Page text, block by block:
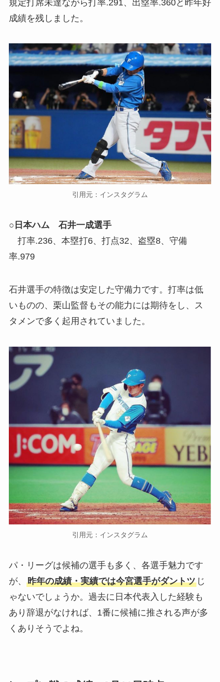
規定打席未達ながら打率.291、出塁率.360と昨年好
成績を残しました。
引用元：インスタグラム
○日本ハム 石井一成選手
打率.236、本塁打6、打点32、盗塁8、守備
率.979
石井選手の特徴は安定した守備力です。打率は低
いものの、栗山監督もその能力には期待をし、ス
タメンで多く起用されていました。
引用元：インスタグラム
パ・リーグは候補の選手も多く、各選手魅力です
が、 昨年の成績・実績では今宮選手がダントツじ
ゃないでしょうか。過去に日本代表入した経験も
あり辞退がなければ、1番に候補に推される声が多
くありそうでよね。